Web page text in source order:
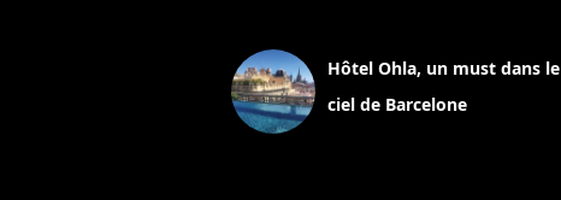
Hôtel Ohla, un must dans le
ciel de Barcelone